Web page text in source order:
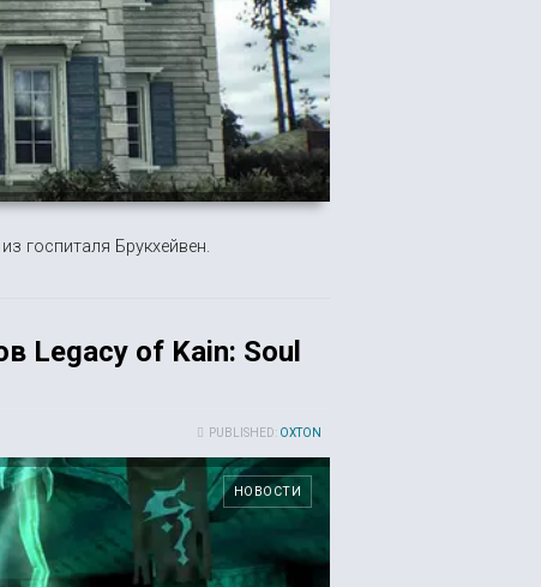
госпиталя Брукхейвен.
Legacy of Kain: Soul
PUBLISHED: OXTON
НОВОСТИ